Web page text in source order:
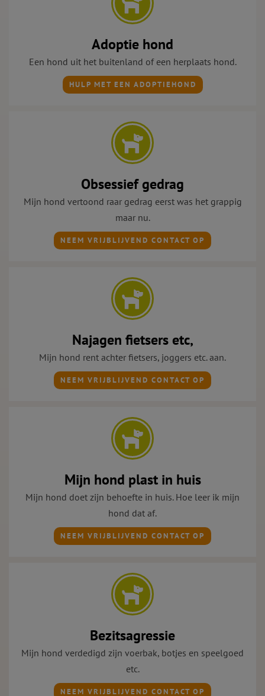
Adoptie hond
Een hond uit het buitenland of een herplaats hond.
HULP MET EEN ADOPTIEHOND
Obsessief gedrag
Mijn hond vertoond raar gedrag eerst was het grappig
maar nu.
NEEM VRIJBLIJVEND CONTACT OP
Najagen fietsers etc,
Mijn hond rent achter fietsers, joggers etc. aan.
NEEM VRIJBLIJVEND CONTACT OP
Mijn hond plast in huis
Mijn hond doet zijn behoefte in huis. Hoe leer ik mijn
hond dat af.
NEEM VRIJBLIJVEND CONTACT OP
Bezitsagressie
Mijn hond verdedigd zijn voerbak, botjes en speelgoed
etc.
NEEM VRIJBLIJVEND CONTACT OP